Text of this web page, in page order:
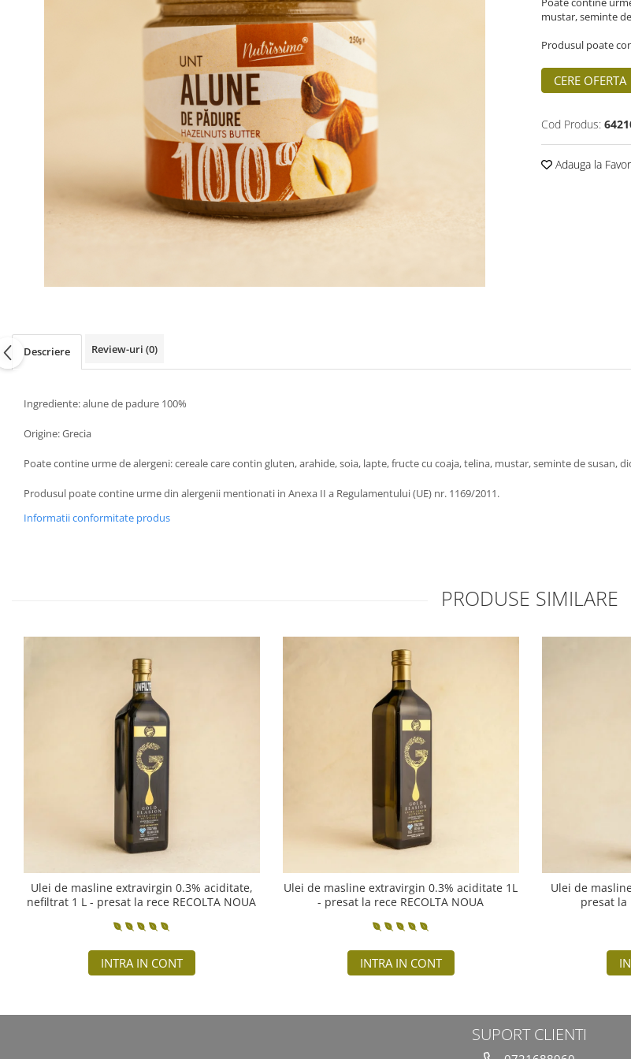
CREME ȘI PASTE TARTINABILE
PRODUSE ECO / ORGANICE
PRODUSE ROMÂNEȘTI
TOATE PRODUSELE
mustar, seminte
Produsul poate
CERE OFERTA
Cod Produs:
Adauga la
Descriere Review-uri (0)
Ingrediente: alune de padure 100%
Origine: Grecia
Poate contine urme de alergeni: cereale care contin gluten, arahide, soia, lapte, fructe cu coaja, telina, mustar, seminte de susan,
Produsul poate contine urme din alergenii mentionati in Anexa II a Regulamentului (UE) nr. 1169/2011.
Informatii conformitate produs
PRODUSE SIMILARE
Ulei de masline extravirgin 0.3% aciditate,
nefiltrat 1 L - presat la rece RECOLTA NOUA
INTRA IN CONT
Ulei de masline extravirgin 0.3% aciditate 1L
- presat la rece RECOLTA NOUA
INTRA IN CONT
Ulei de
presat la
SUPORT CLIENTI